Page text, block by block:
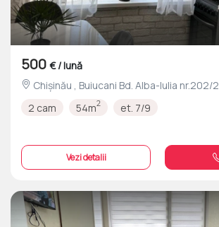
500 € / lună
Chișinău , Buiucani Bd. Alba-Iulia nr.202/2
2 cam
54m2 et. 7/9
Vezi detalii